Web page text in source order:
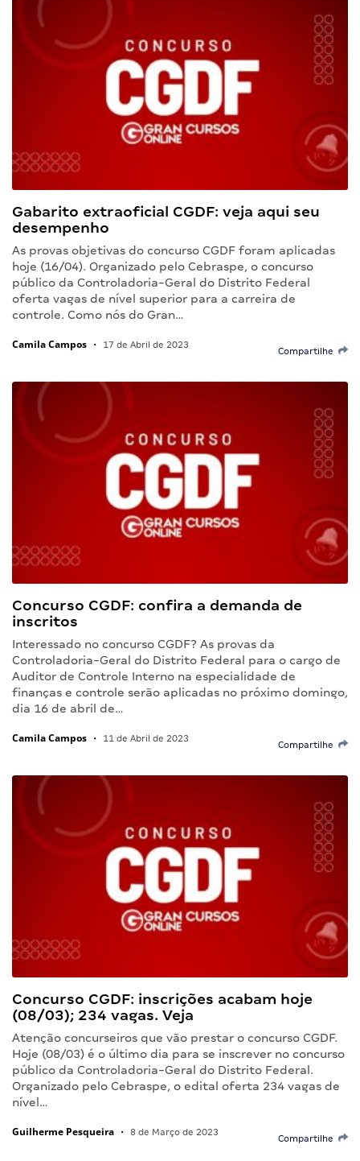
Gabarito extraoficial CGDF: veja aqui seu
desempenho
As provas objetivas do concurso CGDF foram aplicadas
hoje (16/04). Organizado pelo Cebraspe, o concurso
público da Controladoria-Geral do Distrito Federal
oferta vagas de nível superior para a carreira de
controle. Como nós do Gran…
Camila Campos • 17 de Abril de 2023
Compartilhe
Concurso CGDF: confira a demanda de
inscritos
Interessado no concurso CGDF? As provas da
Controladoria-Geral do Distrito Federal para o cargo de
Auditor de Controle Interno na especialidade de
finanças e controle serão aplicadas no próximo domingo,
dia 16 de abril de…
Camila Campos • 11 de Abril de 2023
Compartilhe
Concurso CGDF: inscrições acabam hoje
(08/03); 234 vagas. Veja
Atenção concurseiros que vão prestar o concurso CGDF.
Hoje (08/03) é o último dia para se inscrever no concurso
público da Controladoria-Geral do Distrito Federal.
Organizado pelo Cebraspe, o edital oferta 234 vagas de
nível…
Guilherme Pesqueira • 8 de Março de 2023
Compartilhe